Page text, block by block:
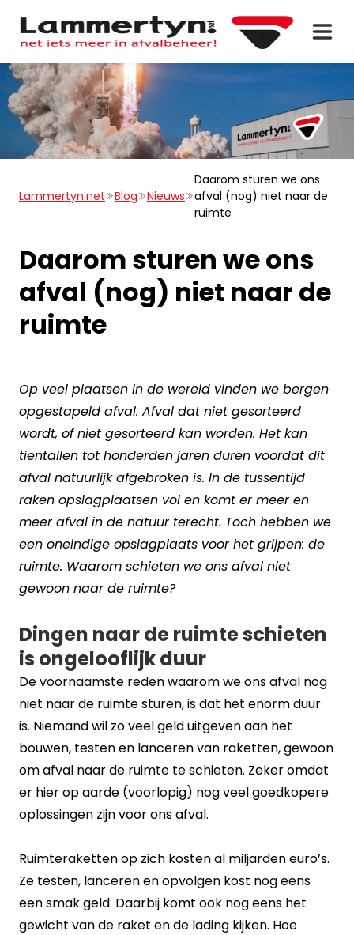
Lammertyn.net Blog Nieuws
Daarom sturen we ons
afval (nog) niet naar de
ruimte
Daarom sturen we ons
afval (nog) niet naar de
ruimte
Op veel plaatsen in de wereld vinden we bergen
opgestapeld afval. Afval dat niet gesorteerd
wordt, of niet gesorteerd kan worden. Het kan
tientallen tot honderden jaren duren voordat dit
afval natuurlijk afgebroken is. In de tussentijd
raken opslagplaatsen vol en komt er meer en
meer afval in de natuur terecht. Toch hebben we
een oneindige opslagplaats voor het grijpen: de
ruimte. Waarom schieten we ons afval niet
gewoon naar de ruimte?
Dingen naar de ruimte schieten
is ongelooflijk duur
De voornaamste reden waarom we ons afval nog
niet naar de ruimte sturen, is dat het enorm duur
is. Niemand wil zo veel geld uitgeven aan het
bouwen, testen en lanceren van raketten, gewoon
om afval naar de ruimte te schieten. Zeker omdat
er hier op aarde (voorlopig) nog veel goedkopere
oplossingen zijn voor ons afval.
Ruimteraketten op zich kosten al miljarden euro’s.
Ze testen, lanceren en opvolgen kost nog eens
een smak geld. Daarbij komt ook nog eens het
gewicht van de raket en de lading kijken. Hoe